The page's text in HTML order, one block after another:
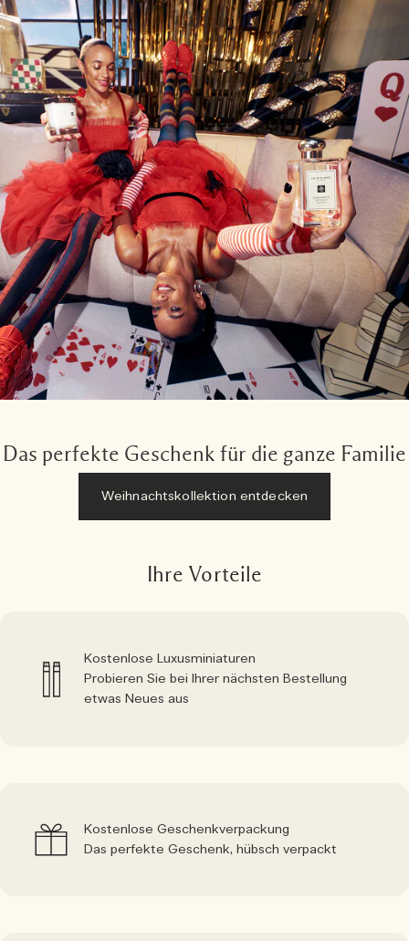
Das perfekte Geschenk für die ganze Familie
Weihnachtskollektion entdecken
Ihre Vorteile
Kostenlose Luxusminiaturen
Probieren Sie bei Ihrer nächsten Bestellung
etwas Neues aus
Kostenlose Geschenkverpackung
Das perfekte Geschenk, hübsch verpackt